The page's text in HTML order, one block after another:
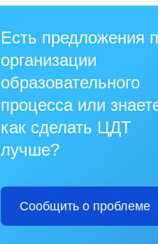
Есть предложения
организации
образовательного
процесса или
как сделать ЦДТ
лучше?
Сообщить о проблеме